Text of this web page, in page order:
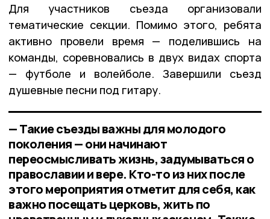
Для участников съезда организовали
тематические секции. Помимо этого, ребята
активно провели время — поделившись на
команды, соревновались в двух видах спорта
— футболе и волейболе. Завершили съезд
душевные песни под гитару.
— Такие съезды важны для молодого
поколения — они начинают
переосмысливать жизнь, задумываться о
православии и вере. Кто-то из них после
этого мероприятия отметит для себя, как
важно посещать церковь, жить по